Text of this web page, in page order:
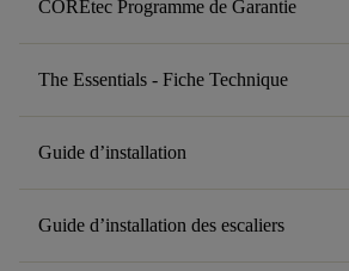
COREtec Programme de Garantie
The Essentials - Fiche Technique
Guide d’installation
Guide d’installation des escaliers